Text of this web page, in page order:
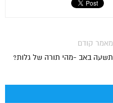
מאמר קודם
תשעה באב -מהי תורה של גלות?